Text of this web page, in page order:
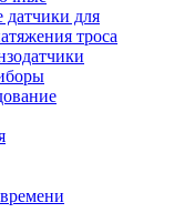
датчики для
троса